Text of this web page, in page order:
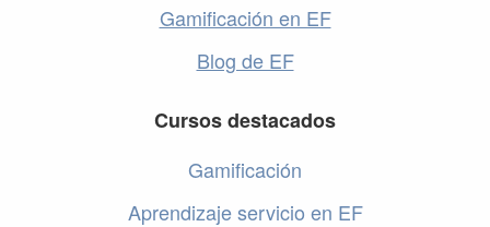
Gamificación en EF
Blog de EF
Cursos destacados
Gamificación
Aprendizaje servicio en EF